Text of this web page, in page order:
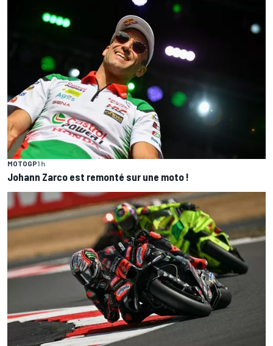
MOTOGP1 h
Johann Zarco est remonté sur une moto !